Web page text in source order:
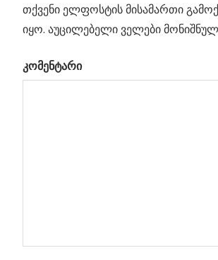
ნავიგაცია
ვარსკვლავური
გროვა
თქვენი ელფოსტის მისამართი
იყო. აუცილებელი ველები
კომენტარი